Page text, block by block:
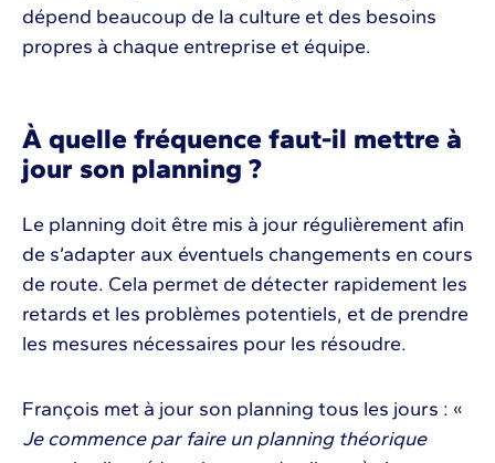
dépend beaucoup de la culture et des besoins
propres à chaque entreprise et équipe.
À quelle fréquence faut-il mettre à
jour son planning ?
Le planning doit être mis à jour régulièrement afin
de s’adapter aux éventuels changements en cours
de route. Cela permet de détecter rapidement les
retards et les problèmes potentiels, et de prendre
les mesures nécessaires pour les résoudre.
François met à jour son planning tous les jours : «
Je commence par faire un planning théorique